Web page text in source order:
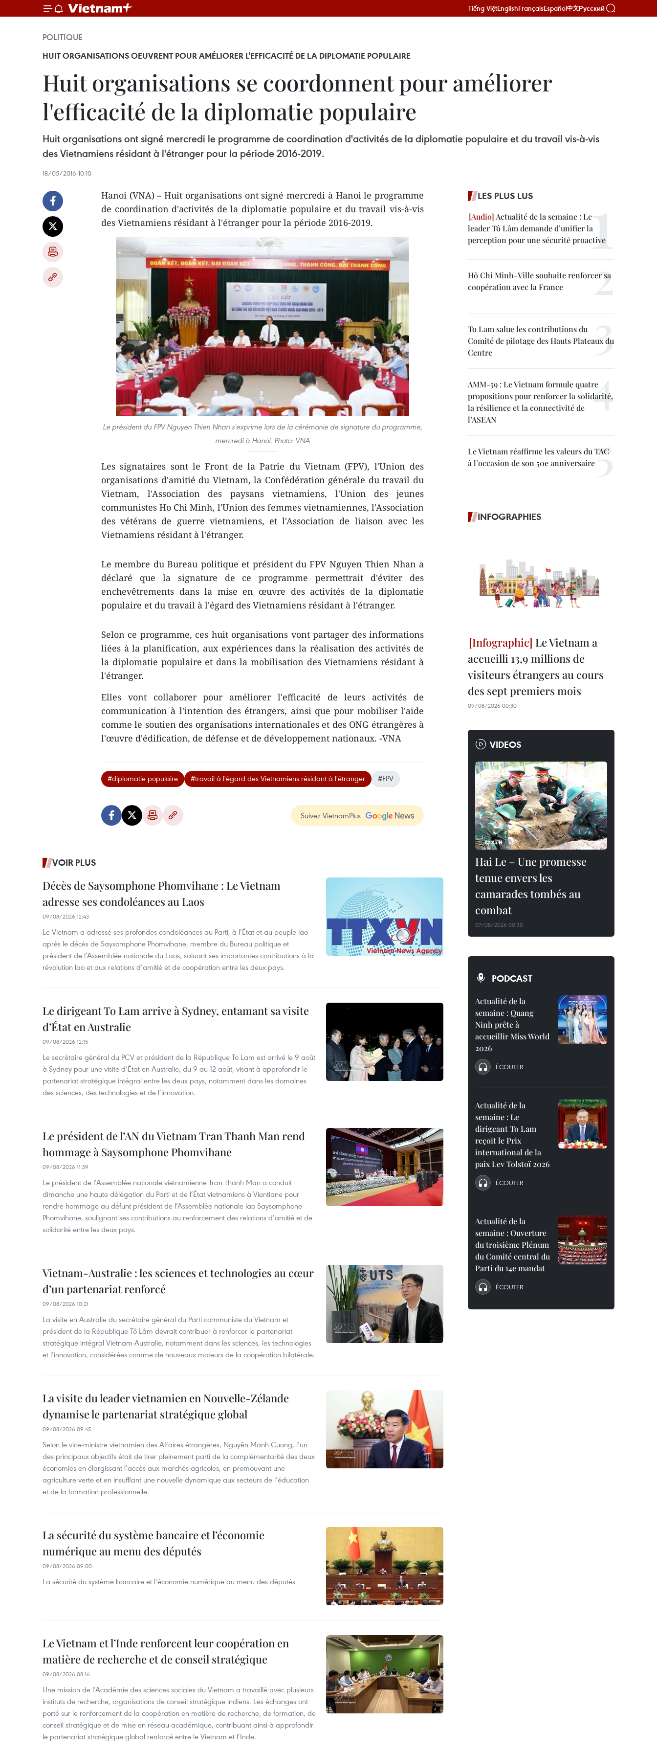
Tiếng ViệtEnglishFrançaisEspañol中文Русский
POLITIQUE
HUIT ORGANISATIONS OEUVRENT POUR AMÉLIORER L'EFFICACITÉ DE LA DIPLOMATIE POPULAIRE
Huit organisations se coordonnent pour améliorer
l'efficacité de la diplomatie populaire
Huit organisations ont signé mercredi le programme de coordination d'activités de la diplomatie populaire et du travail vis-à-vis
des Vietnamiens résidant à l'étranger pour la période 2016-2019.
18/05/2016 10:10
Hanoi​ (VNA) – Huit organisations ont signé mercredi à Hanoi le programme
de coordination d'activités de la diplomatie populaire et du travail vis-à-vis
des Vietnamiens résidant à l'étranger pour la période 2016-2019.
Le président du FPV Nguyen Thien Nhan s'exprime lors de la cérémonie de signature du programme,
mercredi à Hanoi. Photo: VNA
Les signataires sont le Front de la Patrie du Vietnam (FPV), l'Union des
organisations d'amitié du Vietnam, la Confédération générale du travail du
Vietnam, l'Association des paysans vietnamiens, l'Union des jeunes
communistes Ho Chi Minh, l'Union des femmes vietnamiennes, l'Association
des vétérans de guerre vietnamiens, et l'Association de liaison avec les
Vietnamiens résidant à l'étranger.
Le membre du Bureau politique et président du FPV Nguyen Thien Nhan a
déclaré que la signature de ce programme permettrait d'éviter des
enchevêtrements dans la mise en œuvre des activités de la diplomatie
populaire et du travail à l'égard des Vietnamiens résidant à l'étranger.
Selon ce programme, ces huit organisations vont partager des informations
liées à la planification, aux expériences dans la réalisation des activités de
la diplomatie populaire et dans la mobilisation des Vietnamiens résidant à
l'étranger.
Elles vont collaborer pour améliorer l'efficacité de leurs activités de
communication à l'intention des étrangers, ainsi que pour mobiliser l'aide
comme le soutien des organisations internationales et des ONG étrangères à
l'œuvre d'édification, de défense et de développement nationaux. -VNA
#diplomatie populaire #travail à l'égard des Vietnamiens résidant à l'étranger #FPV
Suivez VietnamPlus
VOIR PLUS
Décès de Saysomphone Phomvihane : Le Vietnam
adresse ses condoléances au Laos
09/08/2026 12:43
Le Vietnam a adressé ses profondes condoléances au Parti, à l’État et au peuple lao
après le décès de Saysomphone Phomvihane, membre du Bureau politique et
président de l’Assemblée nationale du Laos, saluant ses importantes contributions à la
révolution lao et aux relations d’amitié et de coopération entre les deux pays.
Le dirigeant To Lam arrive à Sydney, entamant sa visite
d’État en Australie
09/08/2026 12:15
Le secrétaire général du PCV et président de la République To Lam est arrivé le 9 août
à Sydney pour une visite d’État en Australie, du 9 au 12 août, visant à approfondir le
partenariat stratégique intégral entre les deux pays, notamment dans les domaines
des sciences, des technologies et de l’innovation.
Le président de l’AN du Vietnam Tran Thanh Man rend
hommage à Saysomphone Phomvihane
09/08/2026 11:39
Le président de l’Assemblée nationale vietnamienne Tran Thanh Man a conduit
dimanche une haute délégation du Parti et de l’État vietnamiens à Vientiane pour
rendre hommage au défunt président de l’Assemblée nationale lao Saysomphone
Phomvihane, soulignant ses contributions au renforcement des relations d’amitié et de
solidarité entre les deux pays.
Vietnam-Australie : les sciences et technologies au cœur
d’un partenariat renforcé
09/08/2026 10:21
La visite en Australie du secrétaire général du Parti communiste du Vietnam et
président de la République Tô Lâm devrait contribuer à renforcer le partenariat
stratégique intégral Vietnam-Australie, notamment dans les sciences, les technologies
et l’innovation, considérées comme de nouveaux moteurs de la coopération bilatérale.
La visite du leader vietnamien en Nouvelle-Zélande
dynamise le partenariat stratégique global
09/08/2026 09:45
Selon le vice-ministre vietnamien des Affaires étrangères, Nguyên Manh Cuong, l’un
des principaux objectifs était de tirer pleinement parti de la complémentarité des deux
économies en élargissant l’accès aux marchés agricoles, en promouvant une
agriculture verte et en insufflant une nouvelle dynamique aux secteurs de l’éducation
et de la formation professionnelle.
La sécurité du système bancaire et l’économie
numérique au menu des députés
09/08/2026 09:00
La sécurité du système bancaire et l’économie numérique au menu des députés
Le Vietnam et l’Inde renforcent leur coopération en
matière de recherche et de conseil stratégique
09/08/2026 08:16
Une mission de l’Académie des sciences sociales du Vietnam a travaillé avec plusieurs
instituts de recherche, organisations de conseil stratégique indiens. Les échanges ont
porté sur le renforcement de la coopération en matière de recherche, de formation, de
conseil stratégique et de mise en réseau académique, contribuant ainsi à approfondir
le partenariat stratégique global renforcé entre le Vietnam et l’Inde.
LES PLUS LUS
Actualité de la semaine : Le
leader Tô Lâm demande d’unifier la
perception pour une sécurité proactive
Hô Chi Minh-Ville souhaite renforcer sa
coopération avec la France
To Lam salue les contributions du
Comité de pilotage des Hauts Plateaux du
Centre
AMM-59 : Le Vietnam formule quatre
propositions pour renforcer la solidarité,
la résilience et la connectivité de
l’ASEAN
Le Vietnam réaffirme les valeurs du TAC
à l’occasion de son 50e anniversaire
INFOGRAPHIES
Le Vietnam a
accueilli 13,9 millions de
visiteurs étrangers au cours
des sept premiers mois
09/08/2026 00:30
VIDEOS
Hai Le – Une promesse
tenue envers les
camarades tombés au
combat
07/08/2026 00:30
PODCAST
Actualité de la
semaine : Quang
Ninh prête à
accueillir Miss World
2026
ÉCOUTER
Actualité de la
semaine : Le
dirigeant To Lam
reçoit le Prix
international de la
paix Lev Tolstoï 2026
ÉCOUTER
Actualité de la
semaine : Ouverture
du troisième Plénum
du Comité central du
Parti du 14e mandat
ÉCOUTER